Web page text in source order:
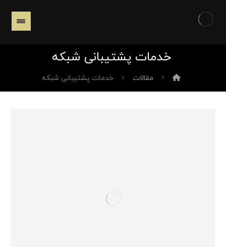
خدمات پشتیبانی شبکه
مقالات خدمات پشتیبانی شبکه